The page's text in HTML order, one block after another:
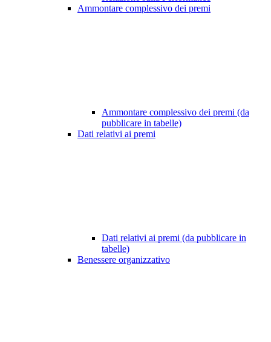
Ammontare complessivo dei premi
Ammontare complessivo dei premi (da
pubblicare in tabelle)
Dati relativi ai premi
Dati relativi ai premi (da pubblicare in
tabelle)
Benessere organizzativo